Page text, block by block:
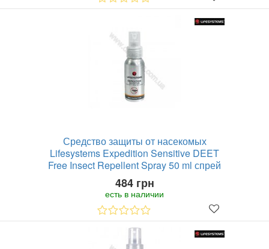
Средство защиты от насекомых
Lifesystems Expedition Sensitive DEET
Free Insect Repellent Spray 50 ml спрей
484 грн
есть в наличии